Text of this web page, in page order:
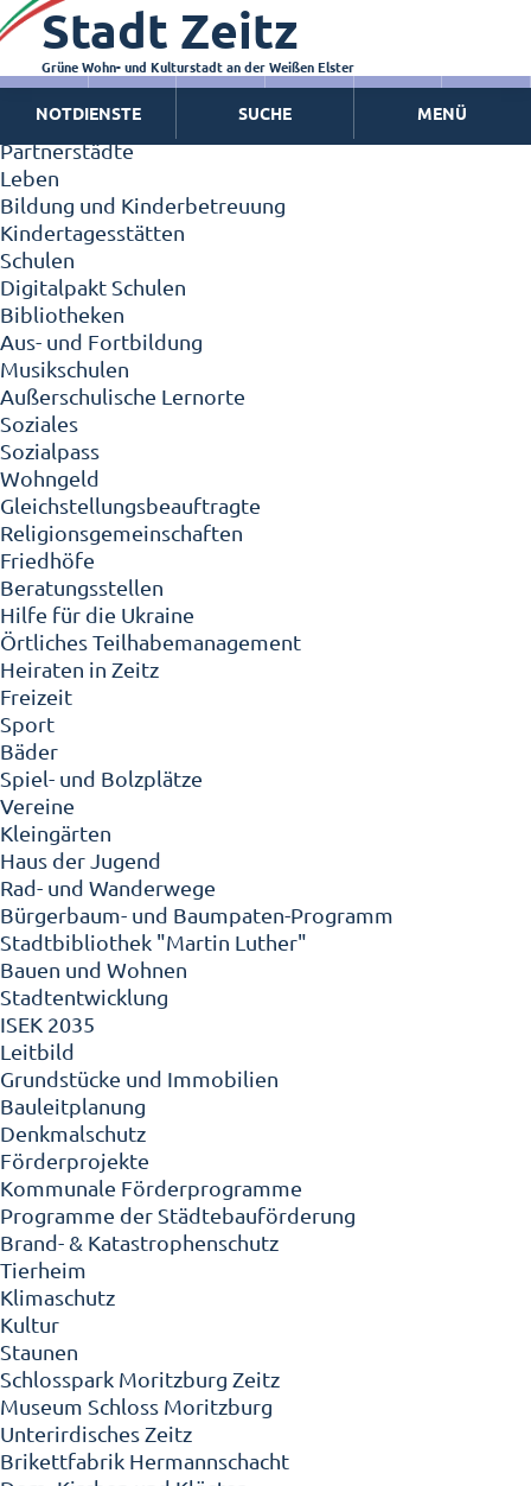
Zeitz - Die Kleinstadt
Willkommen in Zeitz!
Interview mit Oberbürgermeister Christian Thieme
Zeitz - Stadt der Zukunft
Ortschaften
Partnerstädte
Leben
Bildung und Kinderbetreuung
Kindertagesstätten
Schulen
Digitalpakt Schulen
Bibliotheken
Aus- und Fortbildung
Musikschulen
Außerschulische Lernorte
Soziales
Sozialpass
Wohngeld
Gleichstellungsbeauftragte
Religionsgemeinschaften
Friedhöfe
Beratungsstellen
Hilfe für die Ukraine
Örtliches Teilhabemanagement
Heiraten in Zeitz
Freizeit
Sport
Bäder
Spiel- und Bolzplätze
Vereine
Kleingärten
Haus der Jugend
Rad- und Wanderwege
Bürgerbaum- und Baumpaten-Programm
Stadtbibliothek "Martin Luther"
Bauen und Wohnen
Stadtentwicklung
ISEK 2035
Leitbild
Grundstücke und Immobilien
Bauleitplanung
Denkmalschutz
Förderprojekte
Kommunale Förderprogramme
Programme der Städtebauförderung
Brand- & Katastrophenschutz
Tierheim
Klimaschutz
Kultur
Staunen
Schlosspark Moritzburg Zeitz
Museum Schloss Moritzburg
Unterirdisches Zeitz
Brikettfabrik Hermannschacht
Stadt Zeitz
Grüne Wohn- und Kulturstadt an der Weißen Elster
NOTDIENSTE SUCHE MENÜ